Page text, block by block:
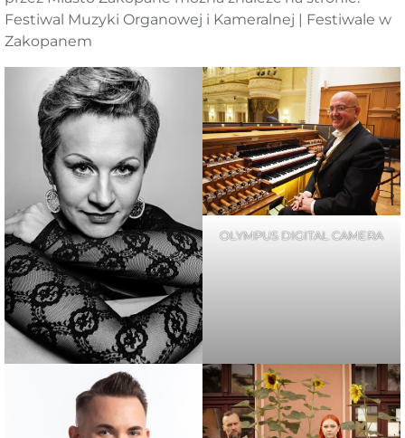
Festiwal Muzyki Organowej i Kameralnej | Festiwale w
Zakopanem
OLYMPUS DIGITAL CAMERA